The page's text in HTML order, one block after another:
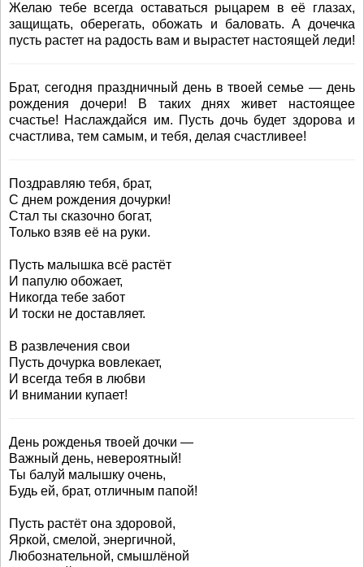
Желаю тебе всегда оставаться рыцарем в её глазах,
защищать, оберегать, обожать и баловать. А дочечка
пусть растет на радость вам и вырастет настоящей леди!
Брат, сегодня праздничный день в твоей семье — день
рождения дочери! В таких днях живет настоящее
счастье! Наслаждайся им. Пусть дочь будет здорова и
счастлива, тем самым, и тебя, делая счастливее!
Поздравляю тебя, брат,
С днем рождения дочурки!
Стал ты сказочно богат,
Только взяв её на руки.
Пусть малышка всё растёт
И папулю обожает,
Никогда тебе забот
И тоски не доставляет.
В развлечения свои
Пусть дочурка вовлекает,
И всегда тебя в любви
И внимании купает!
День рожденья твоей дочки —
Важный день, невероятный!
Ты балуй малышку очень,
Будь ей, брат, отличным папой!
Пусть растёт она здоровой,
Яркой, смелой, энергичной,
Любознательной, смышлёной